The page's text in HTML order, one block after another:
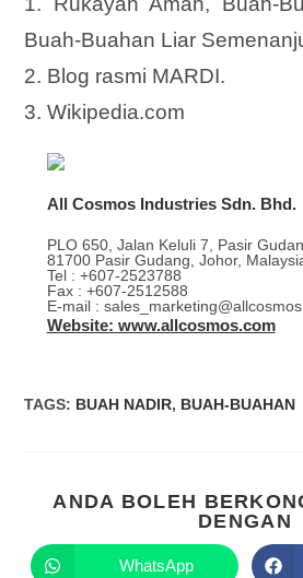
Buah-Buahan Liar
2. Blog rasmi MARDI.
3. Wikipedia.com
All Cosmos Industries Sdn. Bhd.
PLO 650, Jalan Keluli 7, Pasir
81700 Pasir Gudang, Johor,
Tel : +607-2523788
Fax : +607-2512588
E-mail :
Website: www.allcosmos.com
TAGS: BUAH NADIR, BUAH-BUAHAN
ANDA BOLEH
DENGAN
WhatsApp